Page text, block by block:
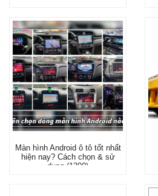
Màn hình Android ô tô tốt nhất
hiện nay? Cách chọn & sử
dụng (1300)